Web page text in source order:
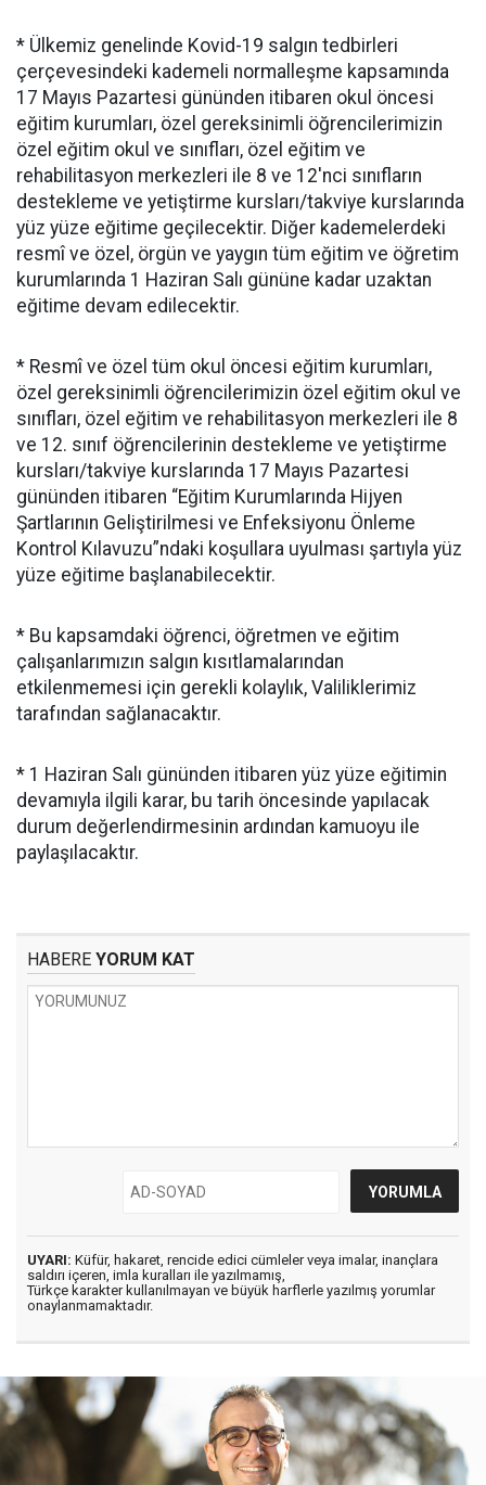
* Ülkemiz genelinde Kovid-19 salgın tedbirleri
çerçevesindeki kademeli normalleşme kapsamında
17 Mayıs Pazartesi gününden itibaren okul öncesi
eğitim kurumları, özel gereksinimli öğrencilerimizin
özel eğitim okul ve sınıfları, özel eğitim ve
rehabilitasyon merkezleri ile 8 ve 12'nci sınıfların
destekleme ve yetiştirme kursları/takviye kurslarında
yüz yüze eğitime geçilecektir. Diğer kademelerdeki
resmî ve özel, örgün ve yaygın tüm eğitim ve öğretim
kurumlarında 1 Haziran Salı gününe kadar uzaktan
eğitime devam edilecektir.
* Resmî ve özel tüm okul öncesi eğitim kurumları,
özel gereksinimli öğrencilerimizin özel eğitim okul ve
sınıfları, özel eğitim ve rehabilitasyon merkezleri ile 8
ve 12. sınıf öğrencilerinin destekleme ve yetiştirme
kursları/takviye kurslarında 17 Mayıs Pazartesi
gününden itibaren “Eğitim Kurumlarında Hijyen
Şartlarının Geliştirilmesi ve Enfeksiyonu Önleme
Kontrol Kılavuzu”ndaki koşullara uyulması şartıyla yüz
yüze eğitime başlanabilecektir.
* Bu kapsamdaki öğrenci, öğretmen ve eğitim
çalışanlarımızın salgın kısıtlamalarından
etkilenmemesi için gerekli kolaylık, Valiliklerimiz
tarafından sağlanacaktır.
* 1 Haziran Salı gününden itibaren yüz yüze eğitimin
devamıyla ilgili karar, bu tarih öncesinde yapılacak
durum değerlendirmesinin ardından kamuoyu ile
paylaşılacaktır.
HABERE YORUM KAT
UYARI: Küfür, hakaret, rencide edici cümleler veya imalar, inançlara
saldırı içeren, imla kuralları ile yazılmamış,
Türkçe karakter kullanılmayan ve büyük harflerle yazılmış yorumlar
onaylanmamaktadır.